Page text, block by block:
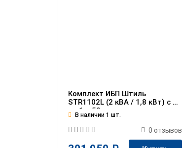
Комплект ИБП Штиль
STR1102L (2 кВА / 1,8 кВт) c АБ
на 1 ч 50 мин
В наличии 1 шт.
0 отзывов